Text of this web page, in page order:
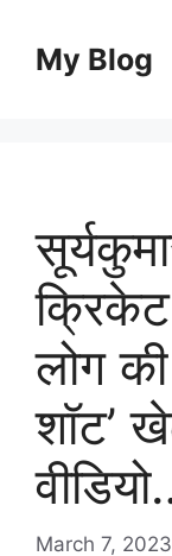
contentMy Blog
क्रिकेट
लोग
शॉट’
March 7, 2023